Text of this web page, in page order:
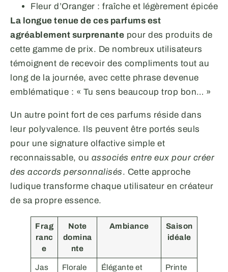
Fleur d’Oranger : fraîche et légèrement épicée
La longue tenue de ces parfums est
agréablement surprenante pour des produits de
cette gamme de prix. De nombreux utilisateurs
témoignent de recevoir des compliments tout au
long de la journée, avec cette phrase devenue
emblématique : « Tu sens beaucoup trop bon… »
Un autre point fort de ces parfums réside dans
leur polyvalence. Ils peuvent être portés seuls
pour une signature olfactive simple et
reconnaissable, ou associés entre eux pour créer
des accords personnalisés. Cette approche
ludique transforme chaque utilisateur en créateur
de sa propre essence.
Frag
ranc
e
Note
domina
nte
Ambiance
Saison
idéale
Jas
Florale
Élégante et
Printe